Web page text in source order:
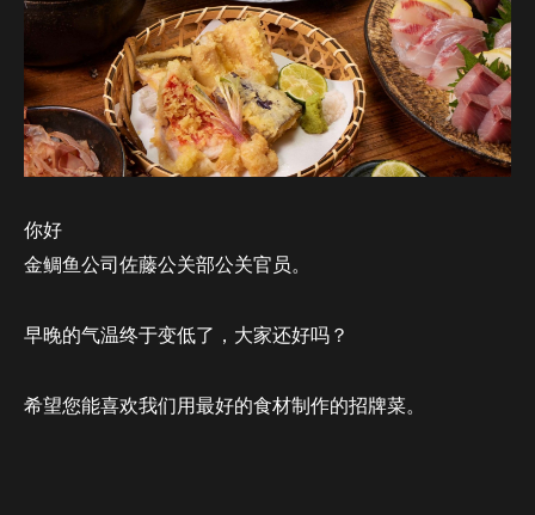
你好
金鲷鱼公司佐藤公关部公关官员。
早晚的气温终于变低了，大家还好吗？
希望您能喜欢我们用最好的食材制作的招牌菜。